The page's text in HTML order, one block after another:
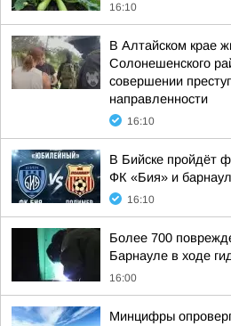
16:10
В Алтайском крае
Солонешенского
совершении
направленности
16:10
В Бийске пройдёт
ФК «Бия» и
16:10
Более 700
Барнауле в ходе
16:00
Минцифры